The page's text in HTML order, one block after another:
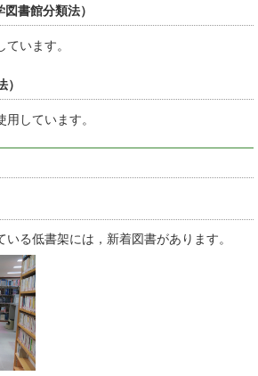
書館分類法）
います。
しています。
いる低書架には，新着図書があります。